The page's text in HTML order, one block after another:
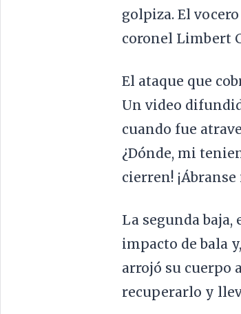
golpiza. El
coronel Limbert
El ataque que
Un video
cuando fue
¿Dónde, mi
cierren!
La segunda
impacto de bala
arrojó su cuerpo
recuperarlo y